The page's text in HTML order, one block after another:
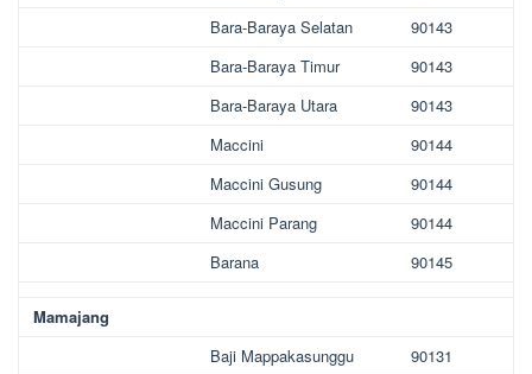
Bara-Baraya Selatan
90143
Bara-Baraya Timur
90143
Bara-Baraya Utara
90143
Maccini
90144
Maccini Gusung
90144
Maccini Parang
90144
Barana
90145
Mamajang
Baji Mappakasunggu
90131